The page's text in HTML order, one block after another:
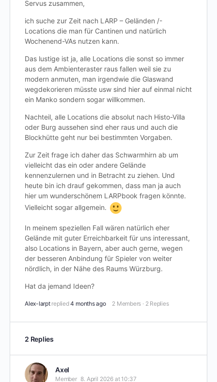
Servus zusammen,
ich suche zur Zeit nach LARP – Geländen /-
Locations die man für Cantinen und natürlich
Wochenend-VAs nutzen kann.
Das lustige ist ja, alle Locations die sonst so immer
aus dem Ambienteraster raus fallen weil sie zu
modern anmuten, man irgendwie die Glaswand
wegdekorieren müsste usw sind hier auf einmal nicht
ein Manko sondern sogar willkommen.
Nachteil, alle Locations die absolut nach Histo-Villa
oder Burg aussehen sind eher raus und auch die
Blockhütte geht nur bei bestimmten Vorgaben.
Zur Zeit frage ich daher das Schwarmhirn ab um
vielleicht das ein oder andere Gelände
kennenzulernen und in Betracht zu ziehen. Und
heute bin ich drauf gekommen, dass man ja auch
hier um wunderschönem LARPbook fragen könnte.
Vielleicht sogar allgemein.
In meinem speziellen Fall wären natürlich eher
Gelände mit guter Erreichbarkeit für uns interessant,
also Locations in Bayern, aber auch gerne, wegen
der besseren Anbindung für Spieler von weiter
nördlich, in der Nähe des Raums Würzburg.
Hat da jemand Ideen?
Alex-larpt replied4 months ago 2 Members · 2 Replies
2 Replies
Axel
Member 8. April 2026 at 10:37